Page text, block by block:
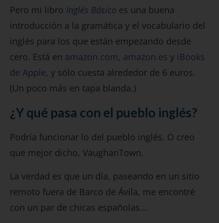
Pero mi libro Inglés Básico es una buena
introducción a la gramática y el vocabulario del
inglés para los que están empezando desde
cero. Está en amazon.com, amazon.es y iBooks
de Apple, y sólo cuesta alrededor de 6 euros.
(Un poco más en tapa blanda.)
¿Y qué pasa con el pueblo inglés?
Podría funcionar lo del pueblo inglés. O creo
que mejor dicho, VaughanTown.
La verdad es que un día, paseando en un sitio
remoto fuera de Barco de Ávila, me encontré
con un par de chicas españolas…